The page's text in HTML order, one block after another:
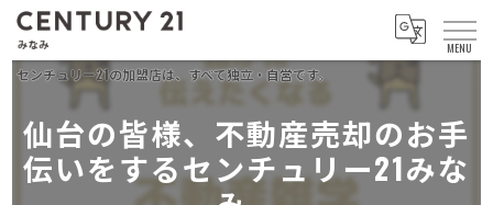
仙台の皆様、不動産売却のお手
伝いをするセンチュリー21みな